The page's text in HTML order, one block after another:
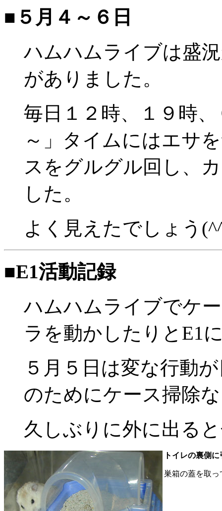
■５月４～６日
ハムハムライブは盛
がありました。
毎日１２時、１９時
～」タイムにはエサ
スをグルグル回し、
した。
よく見えたでしょう
■E1活動記録
ハムハムライブでケ
ラを動かしたりとE1
５月５日は変な行動
のためにケース掃除
久しぶりに外に出る
トイレの裏側
巣箱の蓋を取